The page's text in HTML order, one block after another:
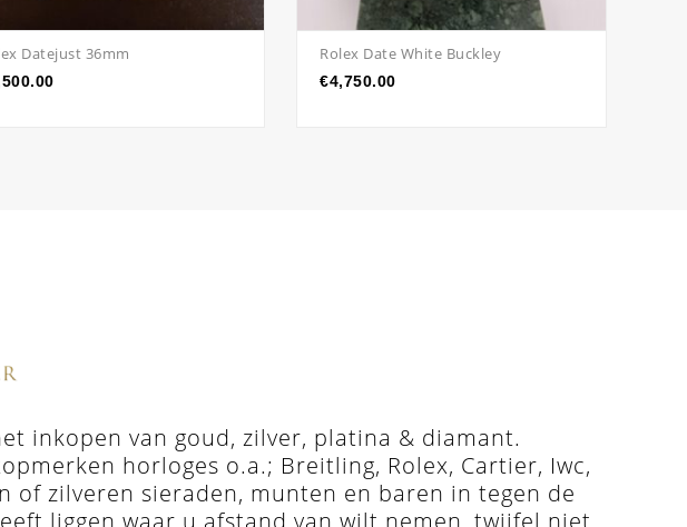
Datejust 36mm Rolex Date White Buckley
€4,750.00
inkopen van goud, zilver, platina & diamant.
horloges o.a.; Breitling, Rolex, Cartier, Iwc,
of zilveren sieraden, munten en baren in tegen de
liggen waar u afstand van wilt nemen, twijfel niet